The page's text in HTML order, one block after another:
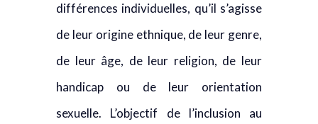
différences individuelles, qu’il s’agisse
de leur origine ethnique, de leur genre,
de leur âge, de leur religion, de leur
handicap ou de leur orientation
sexuelle. L’objectif de l’inclusion au